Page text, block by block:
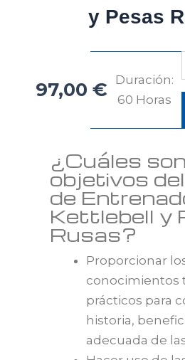
y Pesas
97,00 €
Duración:
60 Horas
¿Cuáles
objetivos
de
Kettlebell y
Rusas?
Proporcionar
conocimientos
prácticos para
historia,
adecuada de